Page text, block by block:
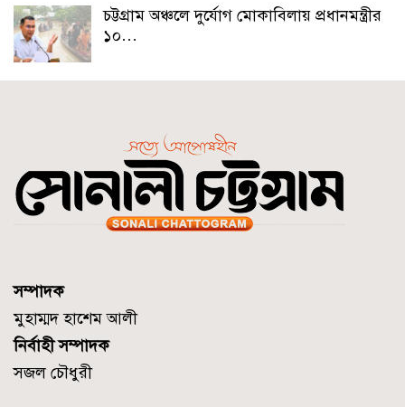
চট্টগ্রাম অঞ্চলে দুর্যোগ মোকাবিলায় প্রধানমন্ত্রীর
১০…
সম্পাদক
মুহাম্মদ হাশেম আলী
নির্বাহী সম্পাদক
সজল চৌধুরী